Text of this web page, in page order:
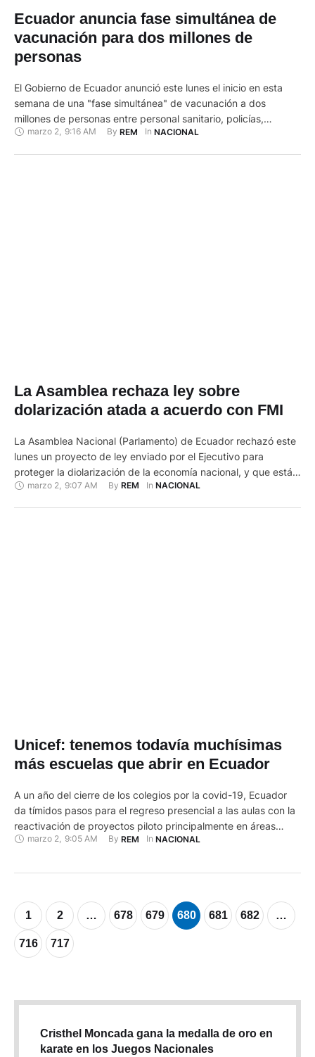
Ecuador anuncia fase simultánea de
vacunación para dos millones de
personas
El Gobierno de Ecuador anunció este lunes el inicio en esta
semana de una "fase simultánea" de vacunación a dos
millones de personas entre personal sanitario, policías,
militares, profesores, población vulnerable, trabajadores de
marzo 2, 9:16 AM By REM In NACIONAL
La Asamblea rechaza ley sobre
dolarización atada a acuerdo con FMI
La Asamblea Nacional (Parlamento) de Ecuador rechazó este
lunes un proyecto de ley enviado por el Ejecutivo para
proteger la diolarización de la economía nacional, y que está
atado al acuerdo crediticio suscrito con el Fondo Monetario
marzo 2 9:07 AM By REM In NACIONAL
Unicef: tenemos todavía muchísimas
más escuelas que abrir en Ecuador
A un año del cierre de los colegios por la covid-19, Ecuador
da tímidos pasos para el regreso presencial a las aulas con la
reactivación de proyectos piloto principalmente en áreas
rurales, decisión que Unicef acoge con beneplácito aunque
reabrir las escuelas en el …
marzo 2, 9:05 AM By REM In NACIONAL
1 2 … 678 679 680 681 682 …
716 717
Cristhel Moncada gana la medalla de oro en
karate en los Juegos Nacionales